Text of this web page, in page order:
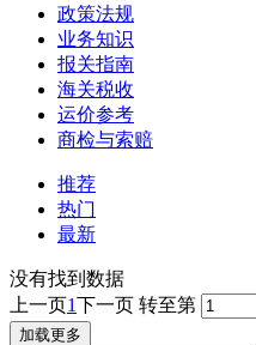
政策法规
业务知识
报关指南
海关税收
运价参考
商检与索赔
推荐
热门
最新
没有找到数据
上一页1下一页 转至第
加载更多